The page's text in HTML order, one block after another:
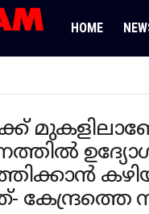
HOME